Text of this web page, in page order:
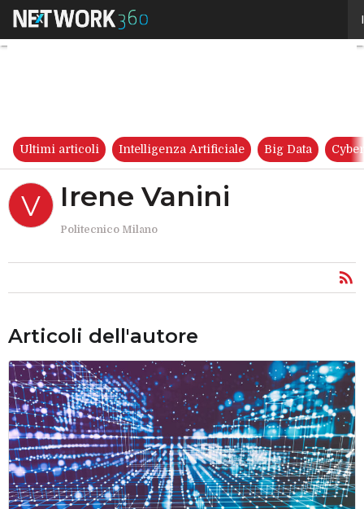
Irene Vanini
Ultimi articoli Intelligenza Artificiale Big Data
V Irene Vanini
Politecnico Milano
Articoli dell'autore